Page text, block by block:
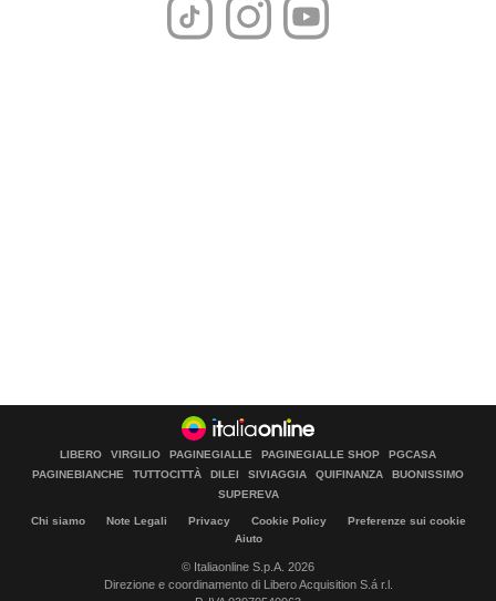
LIBERO VIRGILIO PAGINEGIALLE PAGINEGIALLE SHOP
PGCASA
PAGINEBIANCHE
TUTTOCITTÀ DILEI SIVIAGGIA QUIFINANZA
BUONISSIMO
SUPEREVA
Chi siamo Note Legali Privacy Cookie Policy
Preferenze sui cookie
Aiuto
© Italiaonline S.p.A. 2026
Direzione e coordinamento di Libero Acquisition S.á r.l.